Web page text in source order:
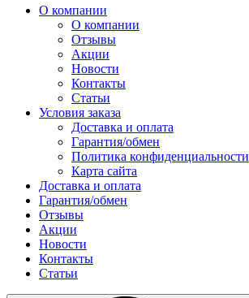
О компании
О компании
Отзывы
Акции
Новости
Контакты
Статьи
Условия заказа
Доставка и оплата
Гарантия/обмен
Политика конфиденциальности
Карта сайта
Доставка и оплата
Гарантия/обмен
Отзывы
Акции
Новости
Контакты
Статьи